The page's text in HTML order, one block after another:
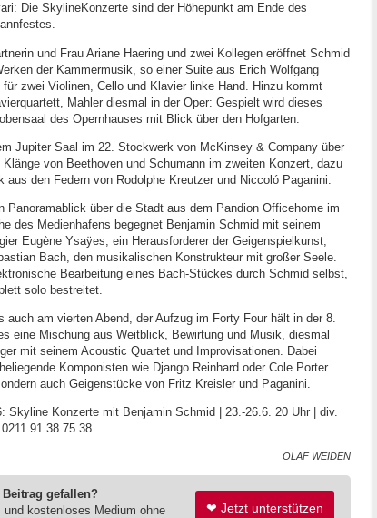
Die SkylineKonzerte sind der Höhepunkt am Ende des
und Frau Ariane Haering und zwei Kollegen eröffnet Schmid
der Kammermusik, so einer Suite aus Erich Wolfgang
zwei Violinen, Cello und Klavier linke Hand. Hinzu kommt
Mahler diesmal in der Oper: Gespielt wird dieses
des Opernhauses mit Blick über den Hofgarten.
Jupiter Saal im 22. Stockwerk von McKinsey & Company über
Klänge von Beethoven und Schumann im zweiten Konzert, dazu
aus den Federn von Rodolphe Kreutzer und Niccoló Paganini.
Panoramablick über die Stadt aus dem Pandion Officehome im
des Medienhafens begegnet Benjamin Schmid mit seinem
Eugène Ysaÿes, ein Herausforderer der Geigenspielkunst,
Bach, den musikalischen Konstrukteur mit großer Seele.
Bearbeitung eines Bach-Stückes durch Schmid selbst,
solo bestreitet.
auch am vierten Abend, der Aufzug im Forty Four hält in der 8.
eine Mischung aus Weitblick, Bewirtung und Musik, diesmal
mit seinem Acoustic Quartet und Improvisationen. Dabei
Komponisten wie Django Reinhard oder Cole Porter
auch Geigenstücke von Fritz Kreisler und Paganini.
Skyline Konzerte mit Benjamin Schmid | 23.-26.6. 20 Uhr | div.
91 38 75 38
OLAF WEIDEN
❤ Jetzt unterstützen
gefallen?
und kostenloses Medium ohne